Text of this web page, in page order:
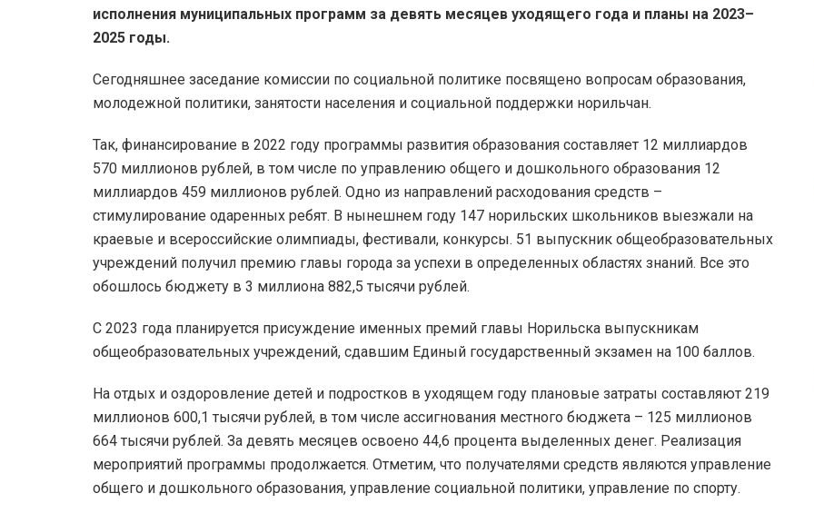
исполнения муниципальных программ за девять месяцев уходящего года и планы на 2023–
2025 годы.
Сегодняшнее заседание комиссии по социальной политике посвящено вопросам образования,
молодежной политики, занятости населения и социальной поддержки норильчан.
Так, финансирование в 2022 году программы развития образования составляет 12 миллиардов
570 миллионов рублей, в том числе по управлению общего и дошкольного образования 12
миллиардов 459 миллионов рублей. Одно из направлений расходования средств –
стимулирование одаренных ребят. В нынешнем году 147 норильских школьников выезжали на
краевые и всероссийские олимпиады, фестивали, конкурсы. 51 выпускник общеобразовательных
учреждений получил премию главы города за успехи в определенных областях знаний. Все это
обошлось бюджету в 3 миллиона 882,5 тысячи рублей.
С 2023 года планируется присуждение именных премий главы Норильска выпускникам
общеобразовательных учреждений, сдавшим Единый государственный экзамен на 100 баллов.
На отдых и оздоровление детей и подростков в уходящем году плановые затраты составляют 219
миллионов 600,1 тысячи рублей, в том числе ассигнования местного бюджета – 125 миллионов
664 тысячи рублей. За девять месяцев освоено 44,6 процента выделенных денег. Реализация
мероприятий программы продолжается. Отметим, что получателями средств являются управление
общего и дошкольного образования, управление социальной политики, управление по спорту.